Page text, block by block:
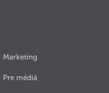
Marketing
Pre médiá